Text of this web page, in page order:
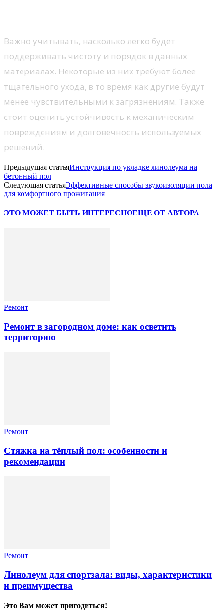
Важно учитывать, насколько легко будет
поддерживать чистоту и порядок в данных
материалах. Некоторые из них требуют более
тщательного ухода, в то время как другие будут
менее чувствительными к загрязнениям. Также
стоит оценить устойчивость к механическим
повреждениям и долговечность используемых
решений.
Предыдущая статьяИнструкция по укладке линолеума на
бетонный пол
Следующая статьяЭффективные способы звукоизоляции пола
для комфортного проживания
ЭТО МОЖЕТ БЫТЬ ИНТЕРЕСНОЕЩЕ ОТ АВТОРА
Ремонт
Ремонт в загородном доме: как осветить
территорию
Ремонт
Стяжка на тёплый пол: особенности и
рекомендации
Ремонт
Линолеум для спортзала: виды, характеристики
и преимущества
Это Вам может пригодиться!